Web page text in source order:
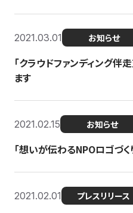
2021.03.01 お知らせ
「クラウドファンディング
ます
2021.02.15 お知らせ
「想いが伝わるNPOロゴづく
2021.02.01 プレスリリース